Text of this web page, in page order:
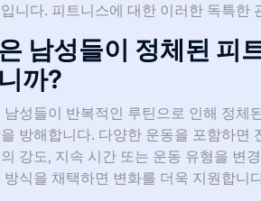
니다. 피트니스에 대한 이러한 독특한
남성들이 정체된 피
까?
남성들이 반복적인 루틴으로 인해 정체
방해합니다. 다양한 운동을 포함하면
강도, 지속 시간 또는 운동 유형을 변
방식을 채택하면 변화를 더욱 지원합니